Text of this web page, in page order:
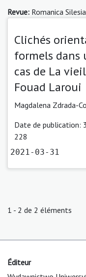
Revue: Romanica
Clichés
formels dans
cas de La
Fouad Laroui
Magdalena Zdrada-
Date de publication:
228
2021-03-31
1 - 2 de 2 éléments
Éditeur